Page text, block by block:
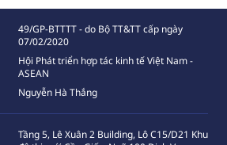
49/GP-BTTTT - do Bộ TT&TT cấp ngày
07/02/2020
Hội Phát triển hợp tác kinh tế Việt Nam -
ASEAN
Nguyễn Hà Thắng
Tầng 5, Lê Xuân 2 Building, Lô C15/D21 Khu